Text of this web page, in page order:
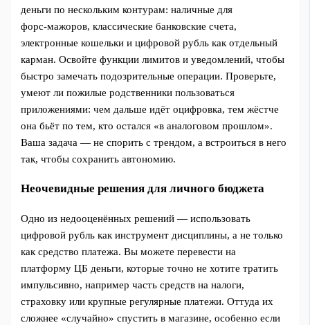
деньги по нескольким контурам: наличные для
форс‑мажоров, классические банковские счета,
электронные кошельки и цифровой рубль как отдельный
карман. Освойте функции лимитов и уведомлений, чтобы
быстро замечать подозрительные операции. Проверьте,
умеют ли пожилые родственники пользоваться
приложениями: чем дальше идёт оцифровка, тем жёстче
она бьёт по тем, кто остался «в аналоговом прошлом».
Ваша задача — не спорить с трендом, а встроиться в него
так, чтобы сохранить автономию.
Неочевидные решения для личного бюджета
Одно из недооценённых решений — использовать
цифровой рубль как инструмент дисциплины, а не только
как средство платежа. Вы можете перевести на
платформу ЦБ деньги, которые точно не хотите тратить
импульсивно, например часть средств на налоги,
страховку или крупные регулярные платежи. Оттуда их
сложнее «случайно» спустить в магазине, особенно если